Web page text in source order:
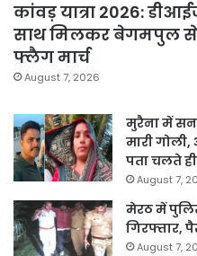
कांवड़ यात्रा 2026:
साथ मिलकर बेगमपुल से
फ्लैग मार्च
August 7, 2026
मुरैना में
मारी
पता चलते
August 7,
मेरठ में
गिरफ्तार,
August 7,